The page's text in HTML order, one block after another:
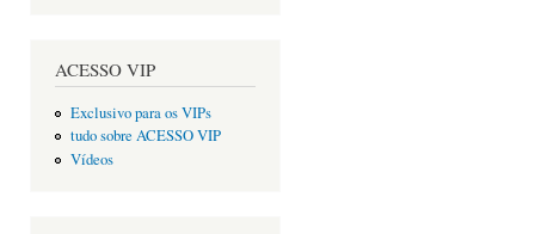
ACESSO VIP
Exclusivo para os VIPs
tudo sobre ACESSO VIP
Vídeos